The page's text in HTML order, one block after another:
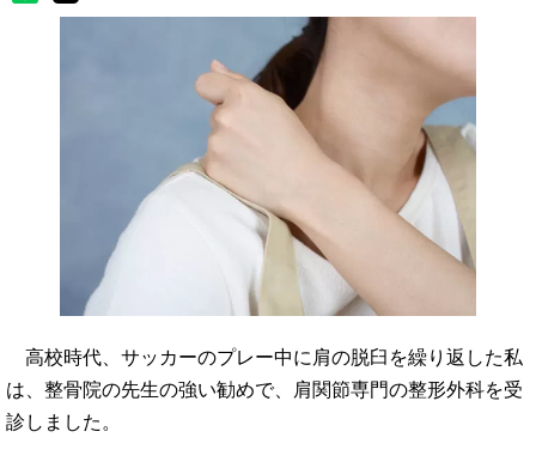
高校時代、サッカーのプレー中に肩の脱臼を繰り返した私
は、整骨院の先生の強い勧めで、肩関節専門の整形外科を受
診しました。